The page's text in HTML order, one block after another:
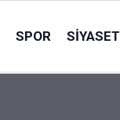
SPOR SIYASET